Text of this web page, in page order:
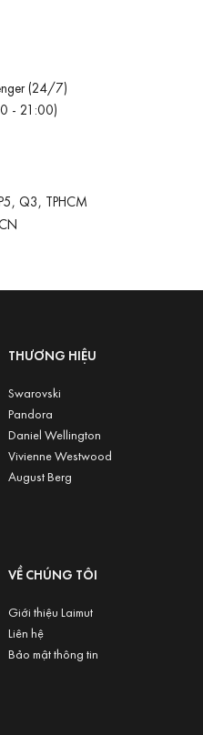
(24/7)
- 21:00)
Q3, TPHCM
THƯƠNG HIỆU
Swarovski
Pandora
Daniel Wellington
Vivienne Westwood
August Berg
VỀ CHÚNG TÔI
Giới thiệu Laimut
Liên hệ
Bảo mật thông tin